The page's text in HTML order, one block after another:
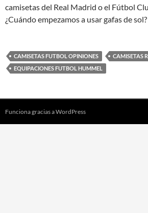
camisetas del Real Madrid o el Fútbol
¿Cuándo empezamos a usar gafas de sol?
CAMISETAS FUTBOL OPINIONES
CAMISETAS
EQUIPACIONES FUTBOL HUMMEL
Funciona gracias a WordPress